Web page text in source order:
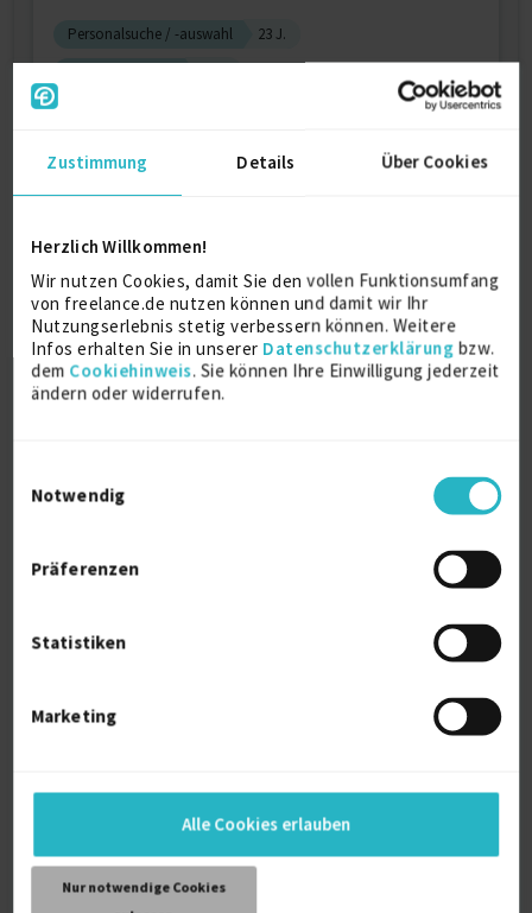
Zustimmung Details Über Cookies
Herzlich Willkommen!
Wir nutzen Cookies, damit Sie den vollen Funktionsumfang
von freelance.de nutzen können und damit wir Ihr
Nutzungserlebnis stetig verbessern können. Weitere
Infos erhalten Sie in unserer Datenschutzerklärung bzw.
dem Cookiehinweis. Sie können Ihre Einwilligung jederzeit
ändern oder widerrufen.
Notwendig
Präferenzen
Statistiken
Marketing
Alle Cookies erlauben
Nur notwendige Cookies
Personalsuche / -auswahl
23 J.
Verfügbarkeit einsehen
Berater
Verfügbarkeit einsehen
D-51371 Leverkusen